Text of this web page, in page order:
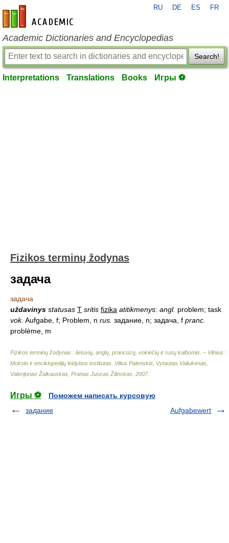
en-academic.com
RU DE ES FR
Academic Dictionaries and Encyclopedias
Search!
Interpretations Translations Books Игры ⚽
Fizikos terminų žodynas
задача
задача
uždavinys statusas T sritis fizika atitikmenys: angl. problem; task
vok. Aufgabe, f; Problem, n rus. задание, n; задача, f pranc.
problème, m
Fizikos terminų žodynas : lietuvių, anglų, prancūzų, vokiečių ir rusų kalbomis. – Vilnius :
Mokslo ir enciklopedijų leidybos institutas Vilius Palenskis, Vytautas Valiukėnas,
Valerijonas Žalkauskas, Pranas Juozas Žilinskas 2007.
Игры ⚽
Поможем написать курсовую
задание
Aufgabewert